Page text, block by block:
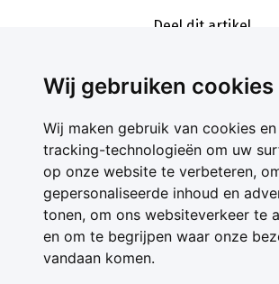
Wij gebruiken cookies
Wij maken gebruik van cookies
tracking-technologieën om uw
op onze website te verbeteren,
gepersonaliseerde inhoud en
tonen, om ons websiteverkeer te
en om te begrijpen waar onze
vandaan komen.
Deel dit artikel
Contact
Feedback
Nieuwsbrief
Adverteren